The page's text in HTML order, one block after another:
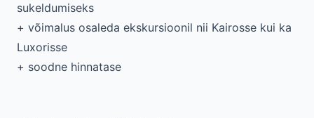
sukeldumiseks
+ võimalus osaleda ekskursioonil nii Kairosse kui ka
Luxorisse
+ soodne hinnatase